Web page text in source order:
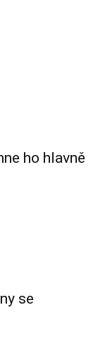
ho hlavně
se